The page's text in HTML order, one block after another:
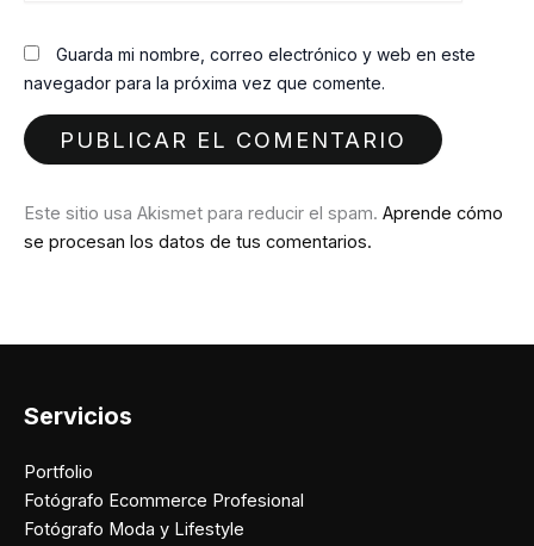
Guarda mi nombre, correo electrónico y web en este
navegador para la próxima vez que comente.
Este sitio usa Akismet para reducir el spam. Aprende cómo
se procesan los datos de tus comentarios.
Servicios
Portfolio
Fotógrafo Ecommerce Profesional
Fotógrafo Moda y Lifestyle